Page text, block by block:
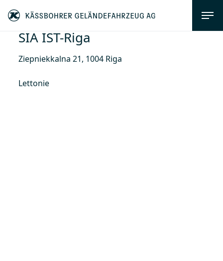
SIA IST-Riga
Ziepniekkalna 21, 1004 Riga
Lettonie